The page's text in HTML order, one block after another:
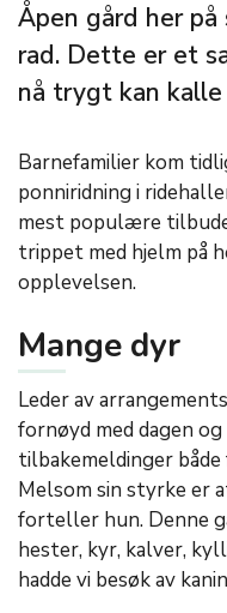
Åpen gård her
rad. Dette er et
nå trygt kan kalle
Barnefamilier kom
ponniridning i
mest populære
trippet med hjelm på
opplevelsen.
Mange dyr
Leder av
fornøyd med dagen
tilbakemeldinger
Melsom sin styrke er
forteller hun. Denne
hester, kyr, kalver,
hadde vi besøk av